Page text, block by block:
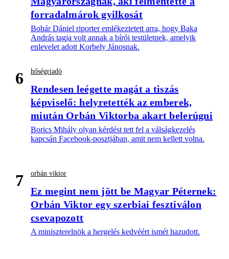
forradalmárok gyilkosát
Bohár Dániel riporter emlékeztetett arra, hogy Baka
András tagja volt annak a bírói testületnek, amelyik
enlevelet adott Korbely Jánosnak.
6 hőségriadó
Rendesen leégette magát a tiszás
képviselő: helyretették az emberek,
miután Orbán Viktorba akart belerúgni
Borics Mihály olyan kérdést tett fel a válságkezelés
kapcsán Facebook-posztjában, amit nem kellett volna.
7 orbán viktor
Ez megint nem jött be Magyar Péternek:
Orbán Viktor egy szerbiai fesztiválon
csevapozott
A miniszterelnök a hergelés kedvéért ismét hazudott.